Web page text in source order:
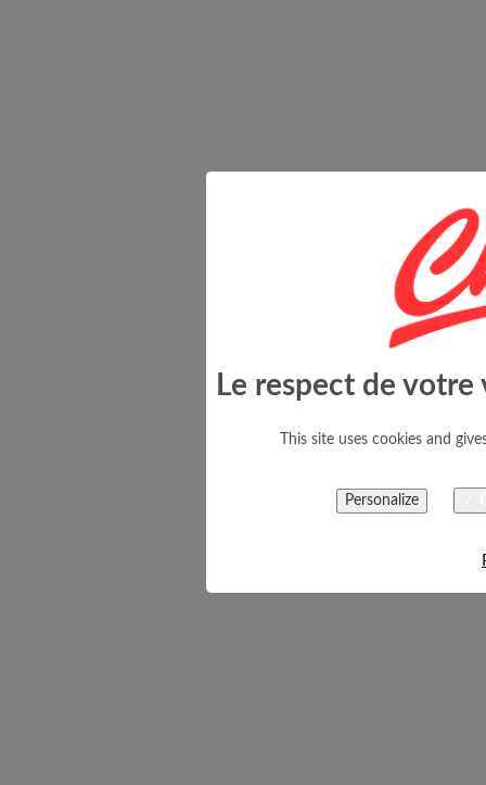
Le respect de
This site uses cookies and
Personalize